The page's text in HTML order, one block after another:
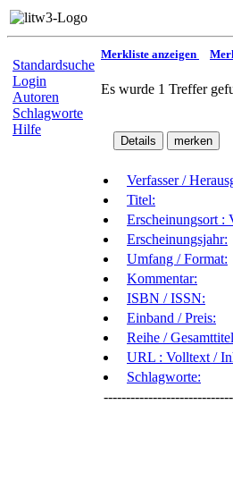
Standardsuche
Login
Autoren
Schlagworte
Hilfe
Merkliste anzeigen
Es wurde 1 Treffer
Verfasser /
Titel:
Erscheinungsort :
Erscheinungsjahr:
Umfang / Format:
Kommentar:
ISBN / ISSN:
Einband / Preis:
Reihe /
URL : Volltext /
Schlagworte: